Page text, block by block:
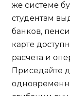
же системе
студентам
банков,
карте
расчета и
Приседайте